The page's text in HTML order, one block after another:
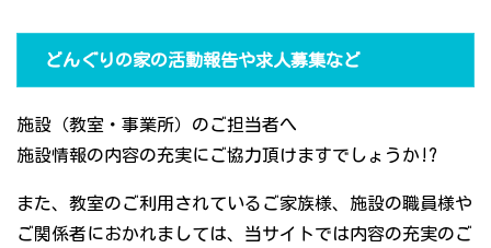
どんぐりの家の活動報告や求人募集など
施設（教室・事業所）のご担当者へ
施設情報の内容の充実にご協力頂けますでしょうか!?
また、教室のご利用されているご家族様、施設の職員様や
ご関係者におかれましては、当サイトでは内容の充実のご